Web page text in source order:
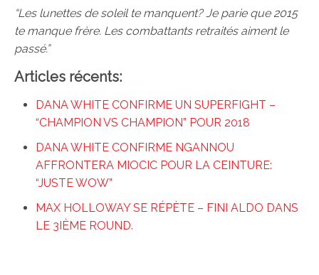
“Les lunettes de soleil te manquent? Je parie que 2015
te manque frère. Les combattants retraités aiment le
passé.”
Articles récents:
DANA WHITE CONFIRME UN SUPERFIGHT –
“CHAMPION VS CHAMPION” POUR 2018
DANA WHITE CONFIRME NGANNOU
AFFRONTERA MIOCIC POUR LA CEINTURE:
“JUSTE WOW”
MAX HOLLOWAY SE RÉPÈTE – FINI ALDO DANS
LE 3IÈME ROUND.